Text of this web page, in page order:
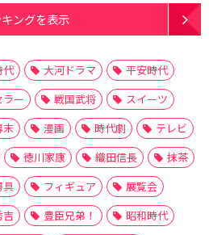
ングを表示
代 大河ドラマ
平安時代
ラー 戦国武将
スイーツ
末 漫画 時代劇
テレビ
徳川家康 織田信長
抹茶
具 フィギュア
展覧会
吉 豊臣兄弟！
昭和時代